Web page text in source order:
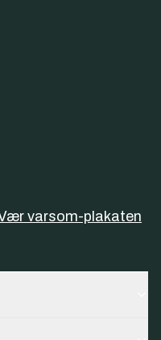
varsom-plakaten